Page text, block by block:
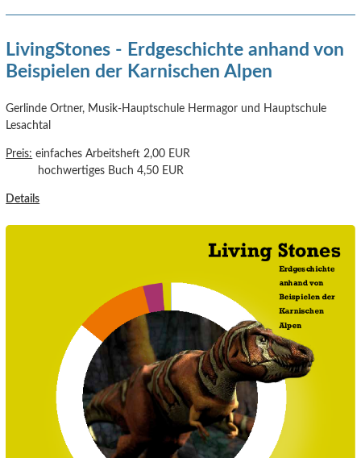
LivingStones - Erdgeschichte anhand von
Beispielen der Karnischen Alpen
Gerlinde Ortner, Musik-Hauptschule Hermagor und Hauptschule
Lesachtal
Preis: einfaches Arbeitsheft 2,00 EUR
hochwertiges Buch 4,50 EUR
Details